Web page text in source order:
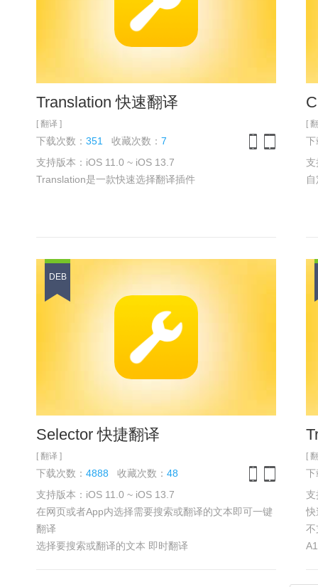
Translation 快速翻译
[ 翻译 ]
下载次数： 351 收藏次数：7
支持版本：iOS 11.0 ~ iOS 13.7
Translation是一款快速选择翻译插件
[
下
支
DEB
Selector 快捷翻译
[ 翻译 ]
下载次数： 4888 收藏次数：48
支持版本：iOS 11.0 ~ iOS 13.7
在网页或者App内选择需要搜索或翻译的文本即可一键
翻译
选择要搜索或翻译的文本 即时翻译
[
下
支
快
不